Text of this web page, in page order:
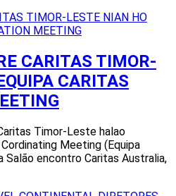
CARITAS TIMOR-
CARITAS
Timor-Leste halao
Meeting (Equipa
Salão encontro Caritas Australia,